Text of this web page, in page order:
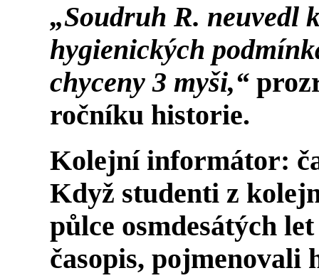
„Soudruh R. neuvedl
hygienických
chyceny 3 myši,“
ročníku historie.
Kolejní informátor:
Když studenti z
půlce osmdesátých
časopis,